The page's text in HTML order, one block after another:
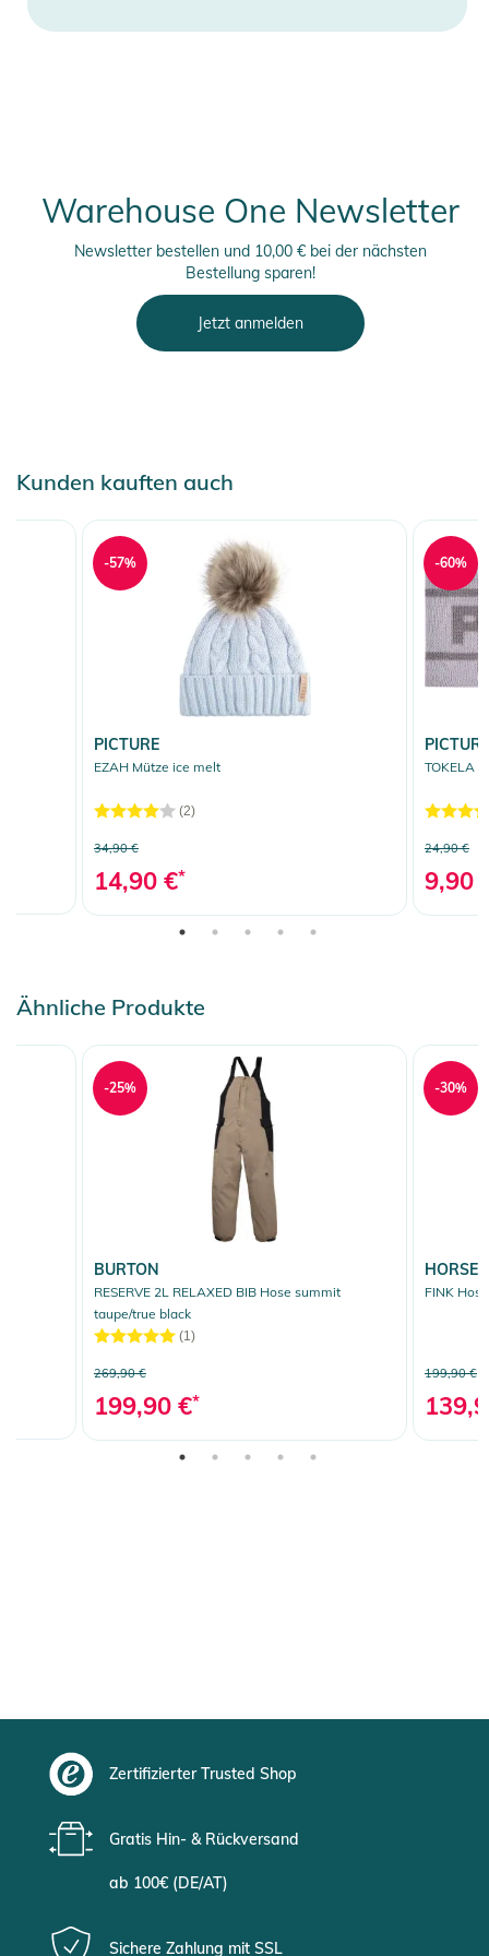
- Passform: Normale Passform
Produktinformationen und
Sicherheitshinweise
Gebrauchsanweisungen, Sicherheitshinweise und Warnungen
finden Sie direkt am Produkt.
Warehouse One Newsletter
Newsletter bestellen und 10,00 € bei der nächsten
Bestellung sparen!
Jetzt anmelden
Kunden kauften auch
PICTURE
EZAH Mütze ice melt
(2)
34,90 €
14,90 €*
-57%
PICTURE
TOKELA
24,90 €
9,90
-60%
Ähnliche Produkte
BURTON
RESERVE 2L RELAXED BIB Hose summit
taupe/true black
(1)
269,90 €
199,90 €*
-25%
FINK
199,90 €
-30%
Zertifizierter Trusted Shop
Gratis Hin- & Rückversand
ab 100€ (DE/AT)
Sichere Zahlung mit SSL